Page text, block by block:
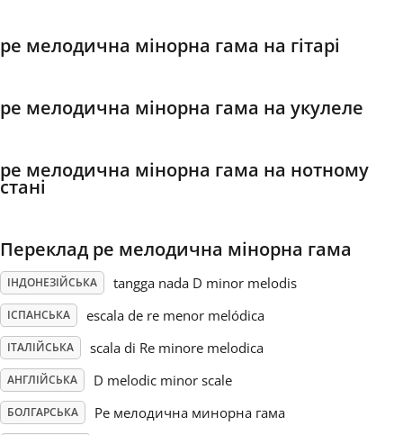
Italiano
日本語
Português
Русский
Svenska
ре мелодична мінорна гама на гітарі
ре мелодична мінорна гама на укулеле
ре мелодична мінорна гама на нотному
стані
Переклад ре мелодична мінорна гама
ІНДОНЕЗІЙСЬКА tangga nada D minor melodis
ІСПАНСЬКА escala de re menor melódica
ІТАЛІЙСЬКА scala di Re minore melodica
АНГЛІЙСЬКА D melodic minor scale
БОЛГАРСЬКА Ре мелодична минорна гама